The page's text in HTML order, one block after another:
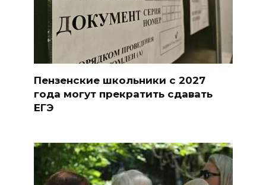
Пензенские школьники с 2027
года могут прекратить сдавать
ЕГЭ